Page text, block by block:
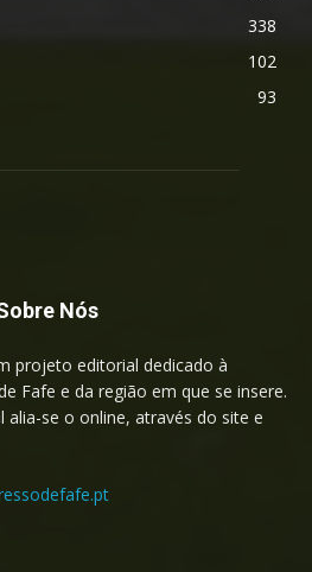
338
102
93
Nós
projeto editorial dedicado à
Fafe e da região em que se insere.
alia-se o online, através do site e